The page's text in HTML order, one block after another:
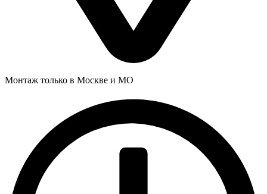
Монтаж только в Москве и МО